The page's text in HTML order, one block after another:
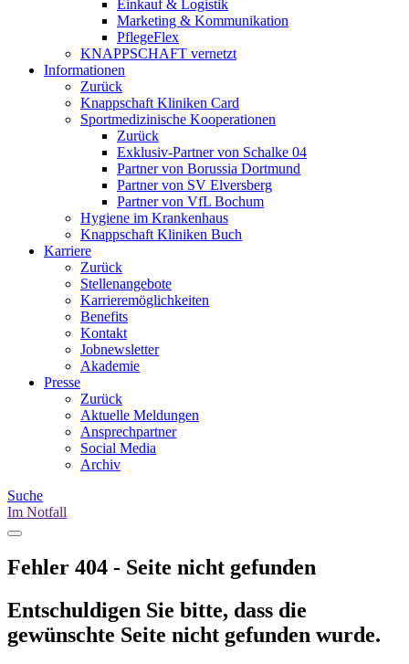
Einkauf & Logistik
Marketing & Kommunikation
PflegeFlex
KNAPPSCHAFT vernetzt
Informationen
Zurück
Knappschaft Kliniken Card
Sportmedizinische Kooperationen
Zurück
Exklusiv-Partner von Schalke 04
Partner von Borussia Dortmund
Partner von SV Elversberg
Partner von VfL Bochum
Hygiene im Krankenhaus
Knappschaft Kliniken Buch
Karriere
Zurück
Stellenangebote
Karrieremöglichkeiten
Benefits
Kontakt
Jobnewsletter
Akademie
Presse
Zurück
Aktuelle Meldungen
Ansprechpartner
Social Media
Archiv
Suche
Im Notfall
Fehler 404 - Seite nicht gefunden
Entschuldigen Sie bitte, dass die
gewünschte Seite nicht gefunden wurde.